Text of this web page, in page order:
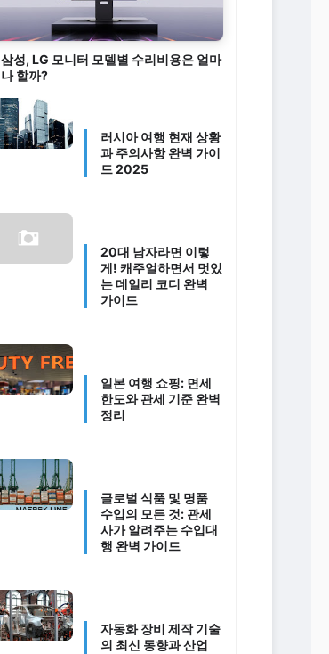
삼성, LG 모니터 모델별 수리비용은 얼마
나 할까?
러시아 여행 현재 상황
과 주의사항 완벽 가이
드 2025
20대 남자라면 이렇
게! 캐주얼하면서 멋있
는 데일리 코디 완벽
가이드
일본 여행 쇼핑: 면세
한도와 관세 기준 완벽
정리
글로벌 식품 및 명품
수입의 모든 것: 관세
사가 알려주는 수입대
행 완벽 가이드
자동화 장비 제작 기술
의 최신 동향과 산업